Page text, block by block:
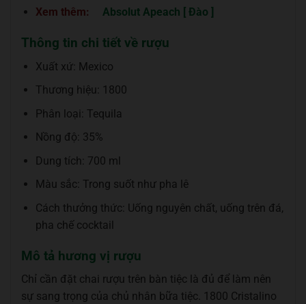
Xem thêm: Absolut Apeach [ Đào ]
Thông tin chi tiết về rượu
Xuất xứ: Mexico
Thương hiệu: 1800
Phân loại: Tequila
Nồng độ: 35%
Dung tích: 700 ml
Màu sắc: Trong suốt như pha lê
Cách thưởng thức: Uống nguyên chất, uống trên đá,
pha chế cocktail
Mô tả hương vị rượu
Chỉ cần đặt chai rượu trên bàn tiệc là đủ để làm nên
sự sang trọng của chủ nhân bữa tiệc. 1800 Cristalino